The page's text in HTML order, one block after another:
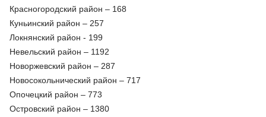
Красногородский район – 168
Куньинский район – 257
Локнянский район - 199
Невельский район – 1192
Новоржевский район – 287
Новосокольнический район – 717
Опочецкий район – 773
Островский район – 1380